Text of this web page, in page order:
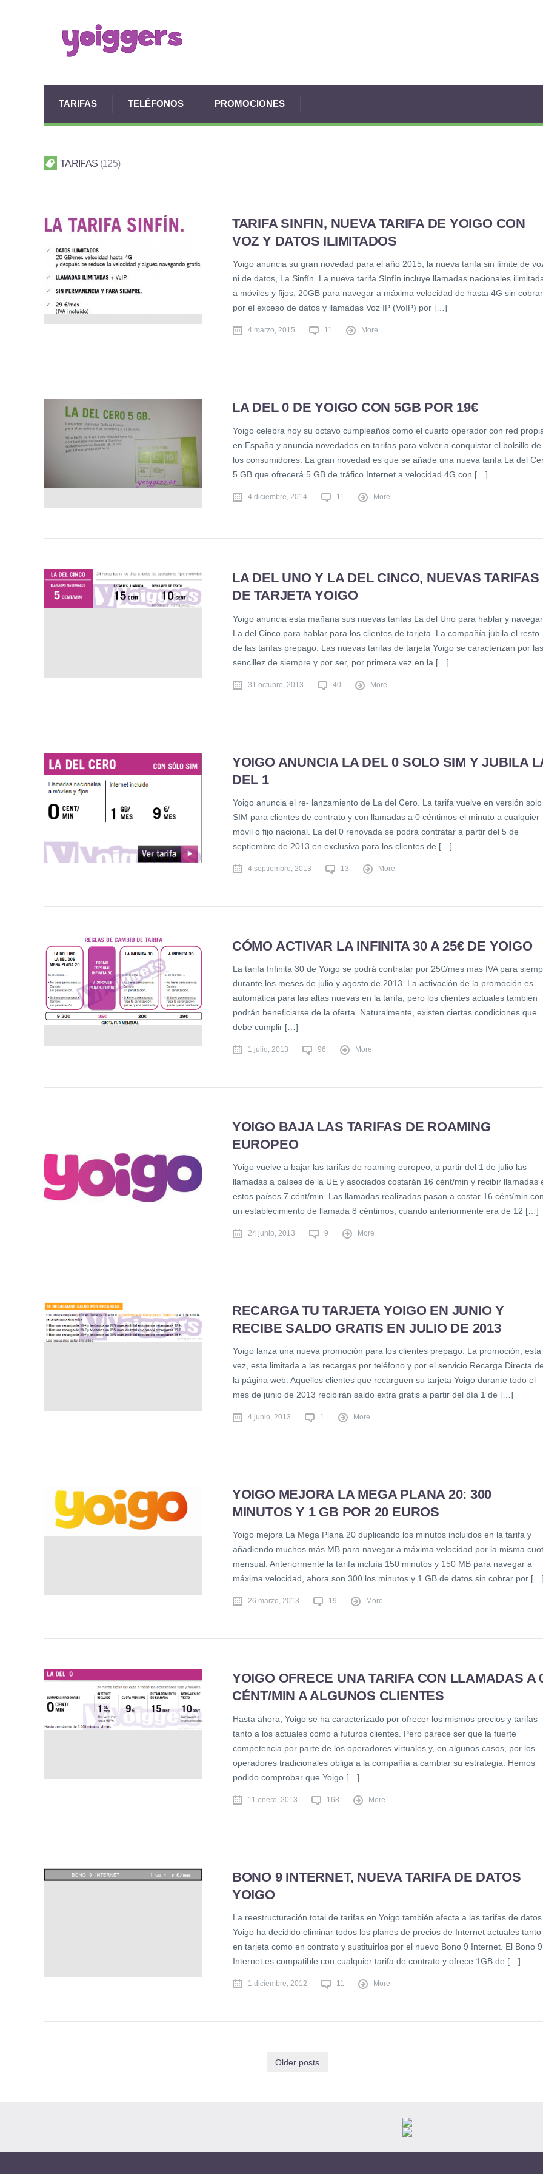
TARIFAS TELÉFONOS PROMOCIONES
TARIFAS 125
TARIFA SINFIN, NUEVA TARIFA DE YOIGO CON
VOZ Y DATOS ILIMITADOS
Yoigo anuncia su gran novedad para el año 2015, la nueva tarifa sin límite de
ni de datos, La Sinfín. La nueva tarifa SInfín incluye llamadas nacionales
a móviles y fijos, 20GB para navegar a máxima velocidad de hasta 4G sin cobrar
por el exceso de datos y llamadas Voz IP (VoIP) por […]
4 marzo, 2015 11 More
LA DEL 0 DE YOIGO CON 5GB POR 19€
Yoigo celebra hoy su octavo cumpleaños como el cuarto operador con red
en España y anuncia novedades en tarifas para volver a conquistar el bolsillo de
los consumidores. La gran novedad es que se añade una nueva tarifa La del
5 GB que ofrecerá 5 GB de tráfico Internet a velocidad 4G con […]
4 diciembre, 2014 11 More
LA DEL UNO Y LA DEL CINCO, NUEVAS TARIFAS
DE TARJETA YOIGO
Yoigo anuncia esta mañana sus nuevas tarifas La del Uno para hablar y
La del Cinco para hablar para los clientes de tarjeta. La compañía jubila el resto
de las tarifas prepago. Las nuevas tarifas de tarjeta Yoigo se caracterizan por las
sencillez de siempre y por ser, por primera vez en la […]
31 octubre, 2013 40 More
YOIGO ANUNCIA LA DEL 0 SOLO SIM Y JUBILA
DEL 1
Yoigo anuncia el re- lanzamiento de La del Cero. La tarifa vuelve en versión solo
SIM para clientes de contrato y con llamadas a 0 céntimos el minuto a cualquier
móvil o fijo nacional. La del 0 renovada se podrá contratar a partir del 5 de
septiembre de 2013 en exclusiva para los clientes de […]
4 septiembre, 2013 13 More
CÓMO ACTIVAR LA INFINITA 30 A 25€ DE YOIGO
La tarifa Infinita 30 de Yoigo se podrá contratar por 25€/mes más IVA para
durante los meses de julio y agosto de 2013. La activación de la promoción es
automática para las altas nuevas en la tarifa, pero los clientes actuales también
podrán beneficiarse de la oferta. Naturalmente, existen ciertas condiciones que
debe cumplir […]
1 julio, 2013 96 More
YOIGO BAJA LAS TARIFAS DE ROAMING
EUROPEO
Yoigo vuelve a bajar las tarifas de roaming europeo, a partir del 1 de julio las
llamadas a países de la UE y asociados costarán 16 cént/min y recibir llamadas
estos países 7 cént/min. Las llamadas realizadas pasan a costar 16 cént/min
un establecimiento de llamada 8 céntimos, cuando anteriormente era de 12 […]
24 junio, 2013 9 More
RECARGA TU TARJETA YOIGO EN JUNIO Y
RECIBE SALDO GRATIS EN JULIO DE 2013
Yoigo lanza una nueva promoción para los clientes prepago. La promoción, esta
vez, esta limitada a las recargas por teléfono y por el servicio Recarga Directa
la página web. Aquellos clientes que recarguen su tarjeta Yoigo durante todo el
mes de junio de 2013 recibirán saldo extra gratis a partir del día 1 de […]
4 junio, 2013 1 More
YOIGO MEJORA LA MEGA PLANA 20: 300
MINUTOS Y 1 GB POR 20 EUROS
Yoigo mejora La Mega Plana 20 duplicando los minutos incluidos en la tarifa y
añadiendo muchos más MB para navegar a máxima velocidad por la misma
mensual. Anteriormente la tarifa incluía 150 minutos y 150 MB para navegar a
máxima velocidad, ahora son 300 los minutos y 1 GB de datos sin cobrar por
26 marzo, 2013 19 More
YOIGO OFRECE UNA TARIFA CON LLAMADAS A
CÉNT/MIN A ALGUNOS CLIENTES
Hasta ahora, Yoigo se ha caracterizado por ofrecer los mismos precios y tarifas
tanto a los actuales como a futuros clientes. Pero parece ser que la fuerte
competencia por parte de los operadores virtuales y, en algunos casos, por los
operadores tradicionales obliga a la compañía a cambiar su estrategia. Hemos
podido comprobar que Yoigo […]
11 enero, 2013 168 More
BONO 9 INTERNET, NUEVA TARIFA DE DATOS
YOIGO
La reestructuración total de tarifas en Yoigo también afecta a las tarifas de
Yoigo ha decidido eliminar todos los planes de precios de Internet actuales tanto
en tarjeta como en contrato y sustituirlos por el nuevo Bono 9 Internet. El Bono 9
Internet es compatible con cualquier tarifa de contrato y ofrece 1GB de […]
1 diciembre, 2012 11 More
Older posts